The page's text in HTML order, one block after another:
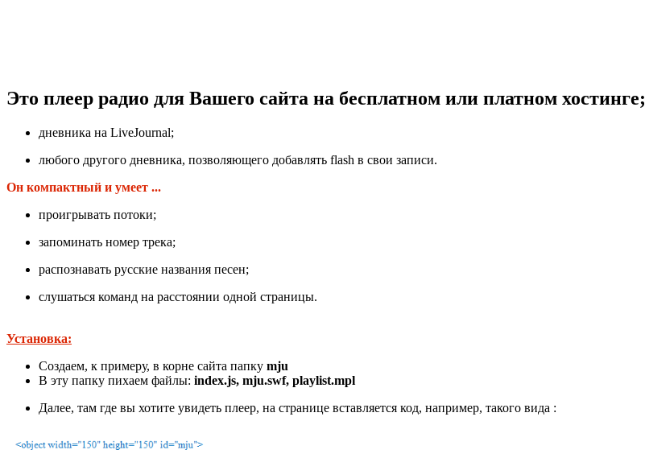
Это плеер радио для Вашего сайта на бесплатном или платном хостинге;
дневника на LiveJournal;
любого другого дневника, позволяющего добавлять flash в свои записи.
Он компактный и умеет ...
проигрывать потоки;
запоминать номер трека;
распознавать русские названия песен;
слушаться команд на расстоянии одной страницы.
Установка:
Cоздаем, к примеру, в корне сайта папку mju
В эту папку пихаем файлы: index.js, mju.swf, playlist.mpl
Далее, там где вы хотите увидеть плеер, на странице вставляется код, например, такого вида :